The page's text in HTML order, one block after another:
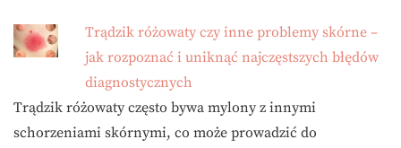
Trądzik różowaty czy inne problemy skórne –
jak rozpoznać i uniknąć najczęstszych błędów
diagnostycznych
Trądzik różowaty często bywa mylony z innymi
schorzeniami skórnymi, co może prowadzić do